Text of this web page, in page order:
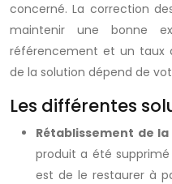
concerné. La correction
maintenir une bonne
référencement et un taux
de la solution dépend de
Les différentes
Rétablissement de
produit a été
est de le restaurer à